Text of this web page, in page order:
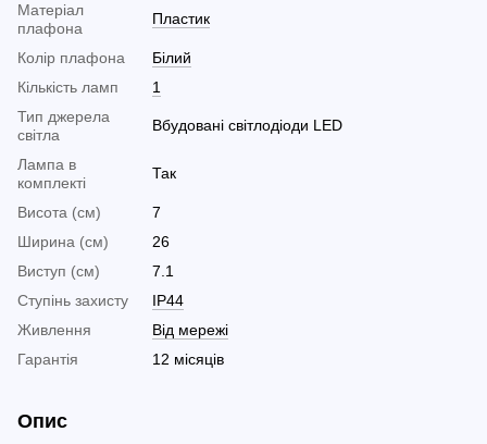
Матеріал
плафона
Пластик
Колір плафона
Білий
Кількість ламп
1
Тип джерела
світла
Вбудовані світлодіоди LED
Лампа в
комплекті
Так
Висота (см)
7
Ширина (см)
26
Виступ (см)
7.1
Ступінь захисту
IP44
Живлення
Від мережі
Гарантія
12 місяців
Опис